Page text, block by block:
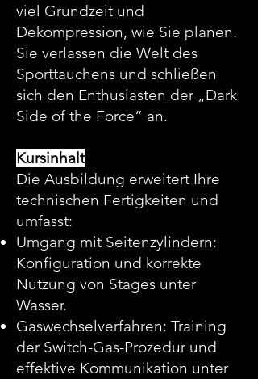
viel Grundzeit und
Dekompression, wie Sie planen.
Sie verlassen die Welt des
Sporttauchens und schließen
sich den Enthusiasten der „Dark
Side of the Force“ an.
Kursinhalt
Die Ausbildung erweitert Ihre
technischen Fertigkeiten und
umfasst:
Umgang mit Seitenzylindern:
Konfiguration und korrekte
Nutzung von Stages unter
Wasser.
Gaswechselverfahren: Training
der Switch-Gas-Prozedur und
effektive Kommunikation unter